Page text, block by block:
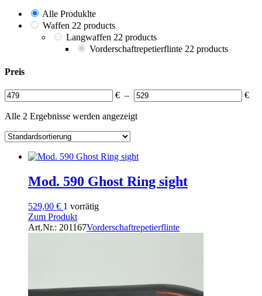
Alle Produklte
Waffen 22 products
Langwaffen 22 products
Vorderschaftrepetierflinte 22 products
Preis
€ – €
Alle 2 Ergebnisse werden angezeigt
Mod. 590 Ghost Ring sight
529,00 € 1 vorrätig
Zum Produkt
Art.Nr.: 201167Vorderschaftrepetierflinte